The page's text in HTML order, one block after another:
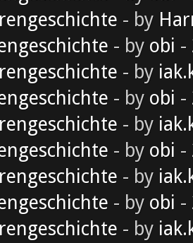
- by
- by obi -
- by
- by obi -
- by
- by obi -
- by
- by obi -
- by